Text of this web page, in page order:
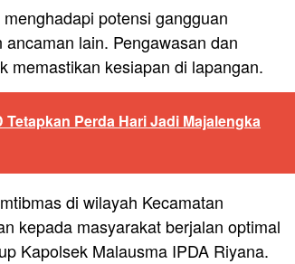
potensi gangguan
lain. Pengawasan dan
memastikan kesiapan di lapangan.
Tetapkan Perda Hari Jadi Majalengka
di wilayah Kecamatan
kepada masyarakat berjalan optimal
Kapolsek Malausma IPDA Riyana.